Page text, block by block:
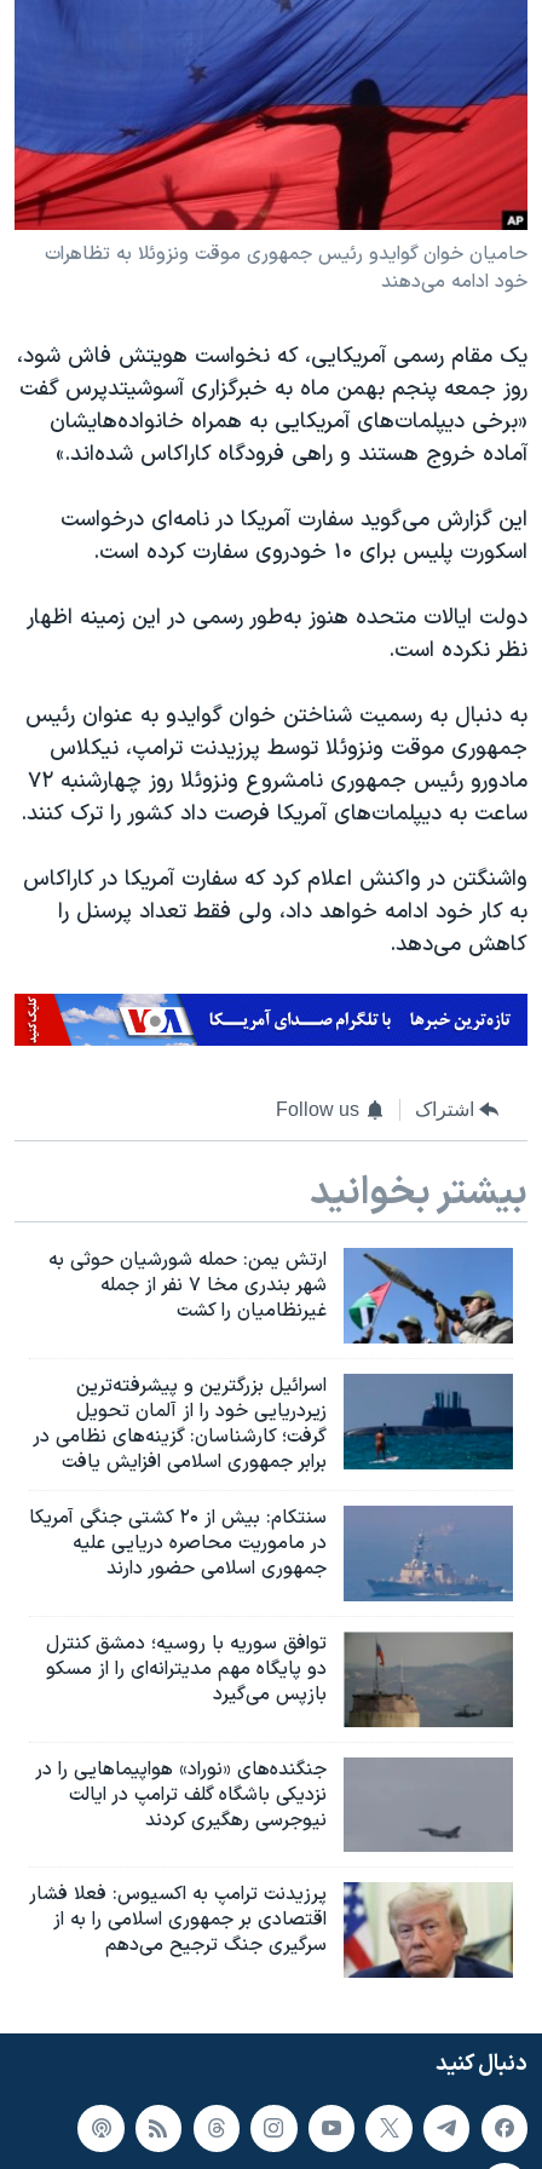
فرهنگ و زندگی
حقوق شهروندی
اقتصادی
علم و فناوری
اسرائیل در جنگ
گالری عکس
آرشیو پخش زنده
انتخابات ریاست جمهوری آمریکا ۲۰۲۴
حمله جمهوری اسلامی به اسرائیل
ورزش زنان در ایران
اعتراضات زن، زندگی، آزادی
مجموعه مستندهای دادخواهی
دادگاه حمید نوری
چهل سال گروگان‌گیری
قانون شفافیت دارائی کادر رهبری ایران
اسرائیل در جنگ
همایش محافظه‌کاران آمریکا «سی‌پک»
سفر پرزیدنت ترامپ به چین
زبانهای مختلف
حامیان خوان گوایدو رئیس جمهوری موقت ونزوئلا به تظاهرات
خود ادامه می‌دهند
یک مقام رسمی آمریکایی، که نخواست هویتش فاش شود،
روز جمعه پنجم بهمن ماه به خبرگزاری آسوشیتدپرس گفت
«برخی دیپلمات‌های آمریکایی به همراه خانواده‌هایشان
آماده خروج هستند و راهی فرودگاه کاراکاس شده‌اند.»
این گزارش می‌گوید سفارت آمریکا در نامه‌ای درخواست
اسکورت پلیس برای ۱۰ خودروی سفارت کرده است.
دولت ایالات متحده هنوز به‌طور رسمی در این زمینه اظهار
نظر نکرده است.
به دنبال به رسمیت شناختن خوان گوایدو به عنوان رئیس
جمهوری موقت ونزوئلا توسط پرزیدنت ترامپ، نیکلاس
مادورو رئیس جمهوری نامشروع ونزوئلا روز چهارشنبه ۷۲
ساعت به دیپلمات‌های آمریکا فرصت داد کشور را ترک کنند.
واشنگتن در واکنش اعلام کرد که سفارت آمریکا در کاراکاس
به کار خود ادامه خواهد داد، ولی فقط تعداد پرسنل را
کاهش می‌دهد.
اشتراک Follow us
بیشتر بخوانید
ارتش یمن: حمله شورشیان حوثی به
شهر بندری مخا ۷ نفر از جمله
غیرنظامیان را کشت
اسرائيل بزرگترین و پیشرفته‌ترین
زیردریایی خود را از آلمان تحویل
گرفت؛ کارشناسان: گزینه‌های نظامی در
برابر جمهوری اسلامی افزایش یافت
سنتکام: بیش از ۲۰ کشتی جنگی آمریکا
در ماموریت محاصره دریایی علیه
جمهوری اسلامی حضور دارند
توافق سوریه با روسیه؛ دمشق کنترل
دو پایگاه مهم مدیترانه‌ای را از مسکو
بازپس می‌گیرد
جنگنده‌های «نوراد» هواپیماهایی را در
نزدیکی باشگاه گلف ترامپ در ایالت
نیوجرسی رهگیری کردند
پرزیدنت ترامپ به اکسیوس: فعلا فشار
اقتصادی بر جمهوری اسلامی را به از
سرگیری جنگ ترجیح می‌دهم
دنبال کنید